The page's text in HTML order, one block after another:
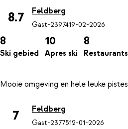
8.7 Feldberg
Gast-2397419-02-2026
8
Ski gebied
10
Apres ski
8
Restaurants
7 Feldberg
Gast-2377512-01-2026